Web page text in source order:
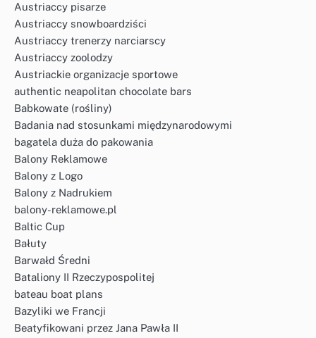
Austriaccy pisarze
Austriaccy snowboardziści
Austriaccy trenerzy narciarscy
Austriaccy zoolodzy
Austriackie organizacje sportowe
authentic neapolitan chocolate bars
Babkowate (rośliny)
Badania nad stosunkami międzynarodowymi
bagatela duża do pakowania
Balony Reklamowe
Balony z Logo
Balony z Nadrukiem
balony-reklamowe.pl
Baltic Cup
Bałuty
Barwałd Średni
Bataliony II Rzeczypospolitej
bateau boat plans
Bazyliki we Francji
Beatyfikowani przez Jana Pawła II